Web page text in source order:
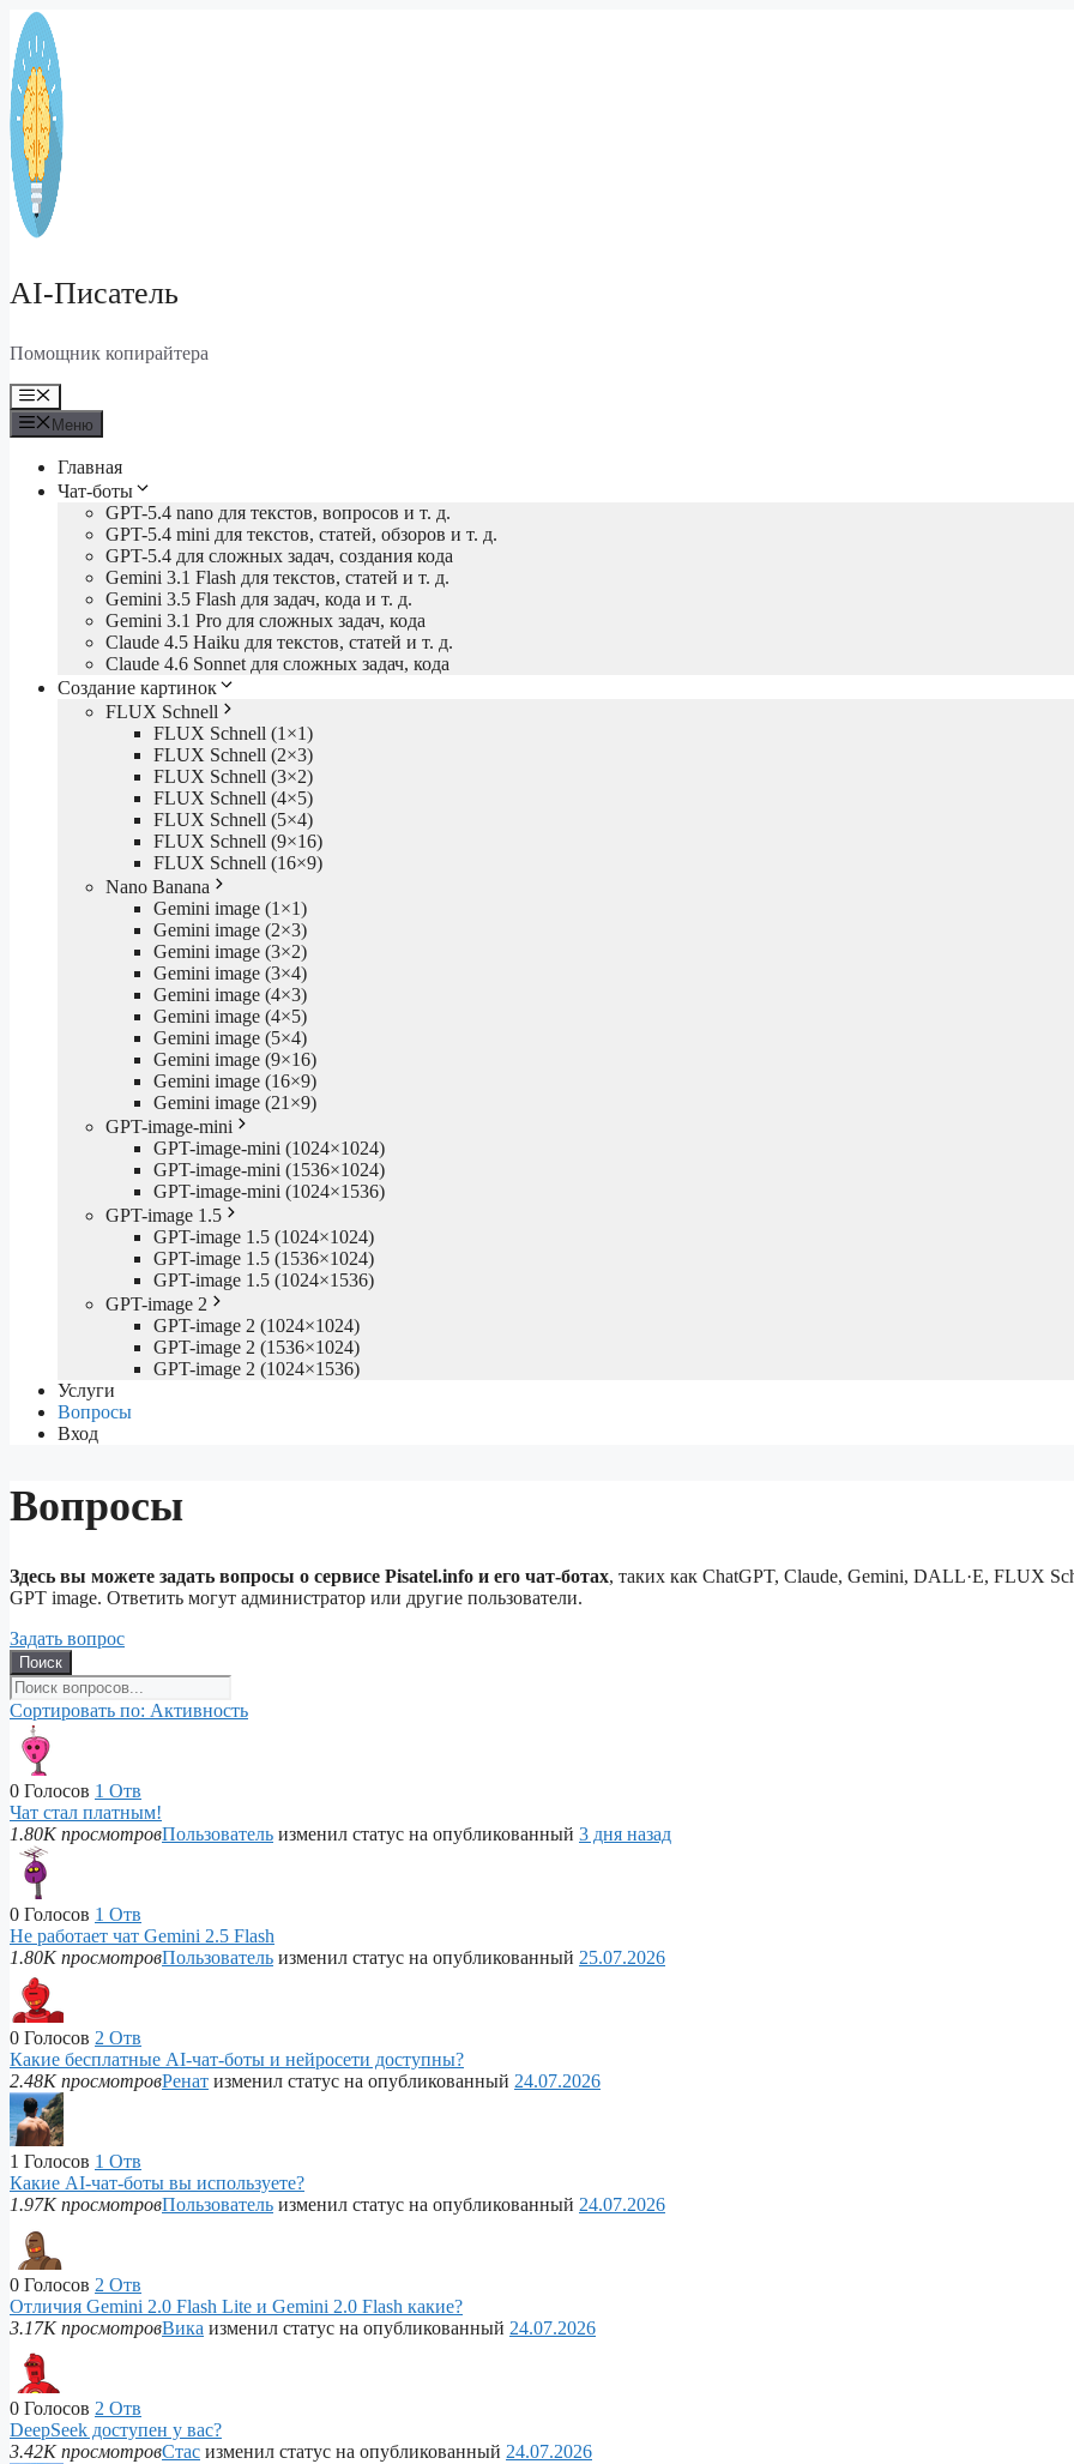
Перейти
содержимому
AI-Писатель
Помощник копирайтера
Меню
Меню
Главная
Чат-боты
GPT-5.4 nano для текстов, вопросов и т. д.
GPT-5.4 mini для текстов, статей, обзоров и т. д.
GPT-5.4 для сложных задач, создания кода
Gemini 3.1 Flash для текстов, статей и т. д.
Gemini 3.5 Flash для задач, кода и т. д.
Gemini 3.1 Pro для сложных задач, кода
Claude 4.5 Haiku для текстов, статей и т. д.
Claude 4.6 Sonnet для сложных задач, кода
Создание картинок
FLUX Schnell
FLUX Schnell (1×1)
FLUX Schnell (2×3)
FLUX Schnell (3×2)
FLUX Schnell (4×5)
FLUX Schnell (5×4)
FLUX Schnell (9×16)
FLUX Schnell (16×9)
Nano Banana
Gemini image (1×1)
Gemini image (2×3)
Gemini image (3×2)
Gemini image (3×4)
Gemini image (4×3)
Gemini image (4×5)
Gemini image (5×4)
Gemini image (9×16)
Gemini image (16×9)
Gemini image (21×9)
GPT-image-mini
GPT-image-mini (1024×1024)
GPT-image-mini (1536×1024)
GPT-image-mini (1024×1536)
GPT-image 1.5
GPT-image 1.5 (1024×1024)
GPT-image 1.5 (1536×1024)
GPT-image 1.5 (1024×1536)
GPT-image 2
GPT-image 2 (1024×1024)
GPT-image 2 (1536×1024)
GPT-image 2 (1024×1536)
Услуги
Вопросы
Вход
Вопросы
Здесь вы можете задать вопросы о сервисе Pisatel.info и его чат-ботах, таких как ChatGPT, Claude, Gemini, DALL·E, FLUX
GPT image. Ответить могут администратор или другие пользователи.
Задать вопрос
Поиск
Сортировать по: Активность
0 Голосов 1 Отв
Чат стал платным!
1.80K просмотровПользователь изменил статус на опубликованный 3 дня назад
0 Голосов 1 Отв
Не работает чат Gemini 2.5 Flash
1.80K просмотровПользователь изменил статус на опубликованный 25.07.2026
0 Голосов 2 Отв
Какие бесплатные AI-чат-боты и нейросети доступны?
2.48K просмотровРенат изменил статус на опубликованный 24.07.2026
1 Голосов 1 Отв
Какие AI-чат-боты вы используете?
1.97K просмотровПользователь изменил статус на опубликованный 24.07.2026
0 Голосов 2 Отв
Отличия Gemini 2.0 Flash Lite и Gemini 2.0 Flash какие?
3.17K просмотровВика изменил статус на опубликованный 24.07.2026
0 Голосов 2 Отв
DeepSeek доступен у вас?
3.42K просмотровСтас изменил статус на опубликованный 24.07.2026